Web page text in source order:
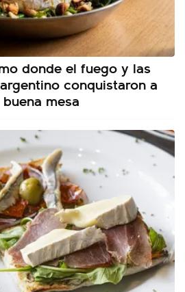
donde el fuego y las
conquistaron a
mesa